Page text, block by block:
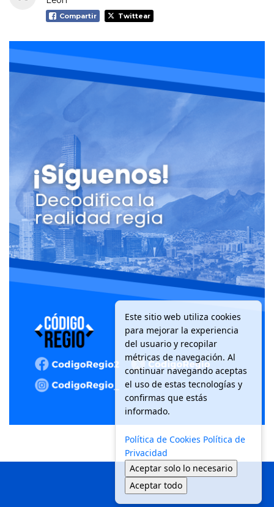
Compartir Twittear
Este sitio web utiliza cookies
para mejorar la experiencia
del usuario y recopilar
métricas de navegación. Al
continuar navegando aceptas
el uso de estas tecnologías y
confirmas que estás
informado.
Política de Cookies Política de
Privacidad
Aceptar solo lo necesario
Aceptar todo